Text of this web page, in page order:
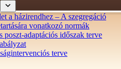
a házirendhez – A szegregáció
vonatkozó normák
poszt-adaptációs időszak terve
terve